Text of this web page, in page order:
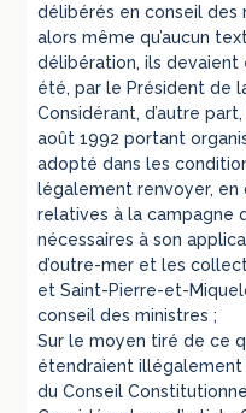
délibérés en conseil des
alors même qu’aucun
délibération, ils devaient
été, par le Président de
Considérant, d’autre
août 1992 portant
adopté dans les
légalement renvoyer,
relatives à la campagne
nécessaires à son
d’outre-mer et les
et Saint-Pierre-et-
conseil des ministres ;
Sur le moyen tiré de ce
étendraient
du Conseil